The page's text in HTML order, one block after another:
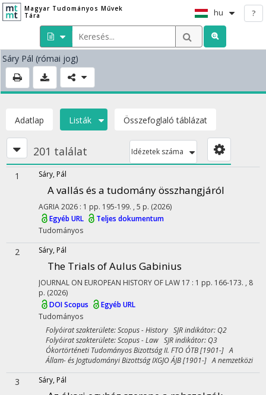
Magyar Tudományos Művek
Tára
hu ?
Sáry Pál (római jog)
Adatlap Listák Összefoglaló táblázat
201 találat Idézetek száma
1 Sáry, Pál
A vallás és a tudomány összhangjáról
AGRIA2026 : 1 pp. 195-199. , 5 p. (2026)
Egyéb URL
Teljes dokumentum
Tudományos
2 Sáry, Pál
The Trials of Aulus Gabinius
JOURNAL ON EUROPEAN HISTORY OF LAW 17 : 1 pp. 166-173. , 8
p. (2026)
DOIScopus
Egyéb URL
Tudományos
Folyóirat szakterülete: Scopus - History SJR indikátor: Q2
Folyóirat szakterülete: Scopus - Law SJR indikátor: Q3
Ókortörténeti Tudományos Bizottság II. FTO ÓTB [1901-] A
Állam- és Jogtudományi Bizottság IXGJO ÁJB [1901-] A nemzetközi
3 Sáry, Pál